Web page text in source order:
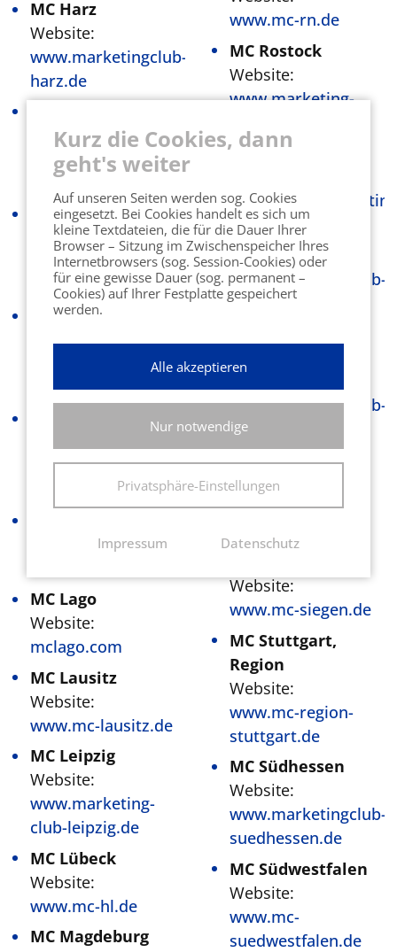
MC Harz
Website:
www.marketingclub-
harz.de
Website:
www.marketing-
club-heilbronn.de
MC Ingolstadt
Website:
www.in-
marketingclub.de
MC Karlsruhe
Website:
www.marketingclub-
karlsruhe.de
www.marketingclub-
koelnbonn.de
MC Lago
Website:
mclago.com
MC Lausitz
Website:
www.mc-lausitz.de
MC Leipzig
Website:
www.marketing-
club-leipzig.de
MC Lübeck
Website:
www.mc-hl.de
MC Magdeburg
www.mc-rn.de
MC Rostock
Website:
www.marketing-
MC Ruhr
http://
MC Saar
Website:
www.marketingclub-
saar.de
www.marketingclub-
sh.de
MC Schwarzwald-
Baar
Website:
Website:
www.mc-siegen.de
MC Stuttgart,
Region
Website:
www.mc-region-
stuttgart.de
MC Südhessen
Website:
www.marketingclub-
suedhessen.de
MC Südwestfalen
Website:
www.mc-
suedwestfalen.de
Kurz die Cookies, dann
geht's weiter
Auf unseren Seiten werden sog. Cookies
eingesetzt. Bei Cookies handelt es sich um
kleine Textdateien, die für die Dauer Ihrer
Browser – Sitzung im Zwischenspeicher Ihres
Internetbrowsers (sog. Session-Cookies) oder
für eine gewisse Dauer (sog. permanent –
Cookies) auf Ihrer Festplatte gespeichert
werden.
Alle akzeptieren
Nur notwendige
Privatsphäre-Einstellungen
Impressum Datenschutz